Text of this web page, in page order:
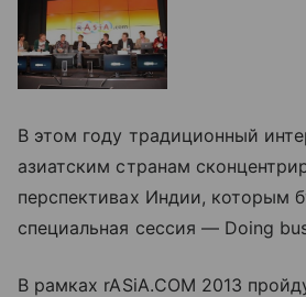
В этом году традиционный
азиатским странам
перспективах Индии, которым
специальная сессия — Doing
В рамках rASiA.COM 2013